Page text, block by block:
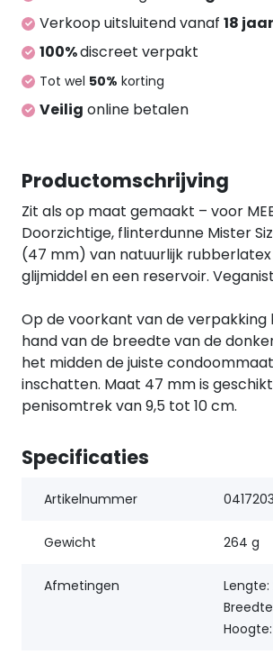
3
aantal
Verkoop uitsluitend vanaf 18
100%discreet verpakt
Tot wel 50% korting
Veilig online betalen
Productomschrijving
Zit als op maat gemaakt – voor
Doorzichtige, flinterdunne Mister
(47 mm) van natuurlijk
glijmiddel en een reservoir.
Op de voorkant van de verpakking
hand van de breedte van de
het midden de juiste
inschatten. Maat 47 mm is
penisomtrek van 9,5 tot 10 cm.
Specificaties
Artikelnummer
Gewicht 264 g
Afmetingen